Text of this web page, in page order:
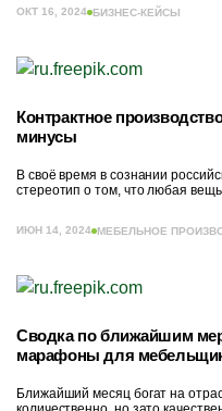
ОКТ 16, 2024 БИЗНЕС-КЕЙСЫ
Контрактное
минусы
В своё время в сознании
стереотип о том, что любая
ИЮН 14, 2024 МЕБЕЛЬНОЕ
Сводка по ближайшим
марафоны для
Ближайший месяц богат на